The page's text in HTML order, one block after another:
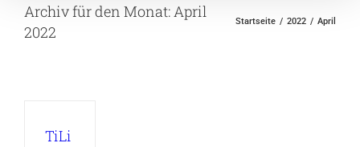
Archiv für den Monat: April
2022
Startseite 2022 April
TiLi